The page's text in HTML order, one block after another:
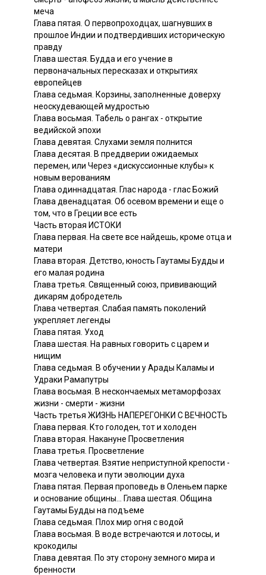
меча
Глава пятая. О первопроходцах, шагнувших в
прошлое Индии и подтвердивших историческую
правду
Глава шестая. Будда и его учение в
первоначальных пересказах и открытиях
европейцев
Глава седьмая. Корзины, заполненные доверху
неоскудевающей мудростью
Глава восьмая. Табель о рангах - открытие
ведийской эпохи
Глава девятая. Слухами земля полнится
Глава десятая. В преддверии ожидаемых
перемен, или Через «дискуссионные клубы» к
новым верованиям
Глава одиннадцатая. Глас народа - глас Божий
Глава двенадцатая. Об осевом времени и еще о
том, что в Греции все есть
Часть вторая ИСТОКИ
Глава первая. На свете все найдешь, кроме отца и
матери
Глава вторая. Детство, юность Гаутамы Будды и
его малая родина
Глава третья. Священный союз, прививающий
дикарям добродетель
Глава четвертая. Слабая память поколений
укрепляет легенды
Глава пятая. Уход
Глава шестая. На равных говорить с царем и
нищим
Глава седьмая. В обучении у Арады Каламы и
Удраки Рамапутры
Глава восьмая. В нескончаемых метаморфозах
жизни - смерти - жизни
Часть третья ЖИЗНЬ НАПЕРЕГОНКИ С ВЕЧНОСТЬ
Глава первая. Кто голоден, тот и холоден
Глава вторая. Накануне Просветления
Глава третья. Просветление
Глава четвертая. Взятие неприступной крепости -
мозга человека и пути эволюции духа
Глава пятая. Первая проповедь в Оленьем парке
и основание общины... Глава шестая. Община
Гаутамы Будды на подъеме
Глава седьмая. Плох мир огня с водой
Глава восьмая. В воде встречаются и лотосы, и
крокодилы
Глава девятая. По эту сторону земного мира и
бренности